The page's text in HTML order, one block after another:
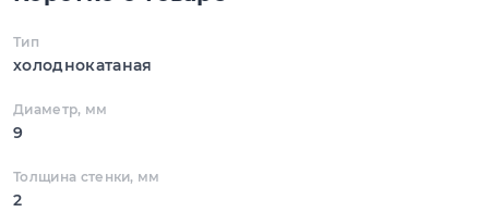
Тип
холоднокатаная
Диаметр, мм
9
Толщина стенки, мм
2